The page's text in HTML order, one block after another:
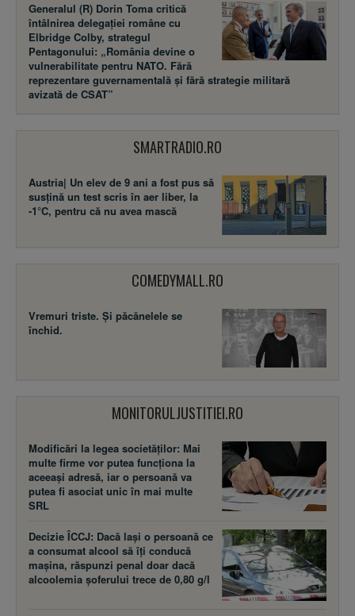
Generalul (R) Dorin Toma critică
întâlnirea delegației române cu
Elbridge Colby, strategul
Pentagonului: „România devine o
vulnerabilitate pentru NATO. Fără
reprezentare guvernamentală și fără strategie militară
avizată de CSAT”
SMARTRADIO.RO
Austria| Un elev de 9 ani a fost pus să
susţină un test scris în aer liber, la
-1°C, pentru că nu avea mască
COMEDYMALL.RO
Vremuri triste. Şi păcănelele se
închid.
MONITORULJUSTITIEI.RO
Modificări la legea societăţilor: Mai
multe firme vor putea funcţiona la
aceeaşi adresă, iar o persoană va
putea fi asociat unic în mai multe
SRL
Decizie ÎCCJ: Dacă laşi o persoană ce
a consumat alcool să îţi conducă
maşina, răspunzi penal doar dacă
alcoolemia şoferului trece de 0,80 g/l